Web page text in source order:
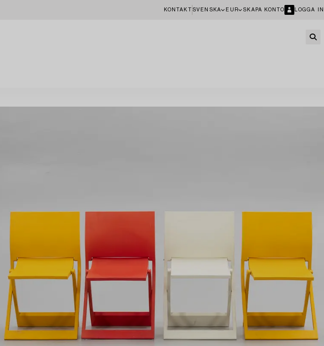
KONTAKT SVENSKA EUR SKAPA KONTO LOGGA IN